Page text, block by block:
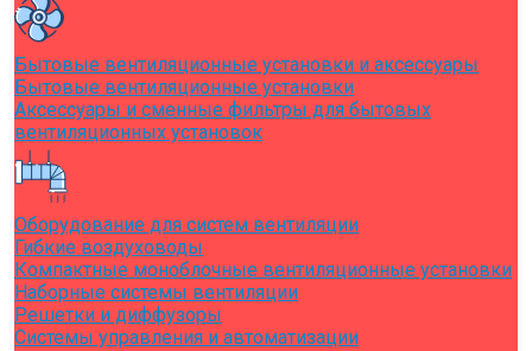
Бытовые вентиляционные установки и аксессуары
Бытовые вентиляционные установки
Аксессуары и сменные фильтры для бытовых
вентиляционных установок
Оборудование для систем вентиляции
Гибкие воздуховоды
Компактные моноблочные вентиляционные установки
Наборные системы вентиляции
Решетки и диффузоры
Системы управления и автоматизации